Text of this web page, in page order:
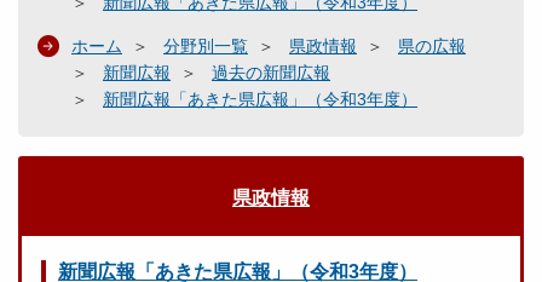
ホーム 分野別一覧 県政情報
県の広報
新聞広報
過去の新聞広報
新聞広報「あきた県広報」（令和3年度）
県政情報
新聞広報「あきた県広報」（令和3年度）